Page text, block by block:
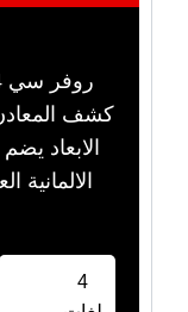
كشف
4